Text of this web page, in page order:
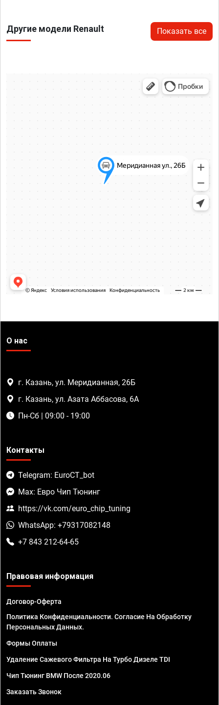
Другие модели Renault Показать все
О нас
г. Казань, ул. Меридианная, 26Б
г. Казань, ул. Азата Аббасова, 6А
Пн-Сб | 09:00 - 19:00
Контакты
Telegram: EuroCT_bot
Max: Евро Чип Тюнинг
https://vk.com/euro_chip_tuning
WhatsApp: +79317082148
+7 843 212-64-65
Правовая информация
Договор-Оферта
Политика Конфиденциальности. Согласие На Обработку
Персональных Данных.
Формы Оплаты
Удаление Сажевого Фильтра На Турбо Дизеле TDI
Чип Тюнинг BMW После 2020.06
Заказать Звонок